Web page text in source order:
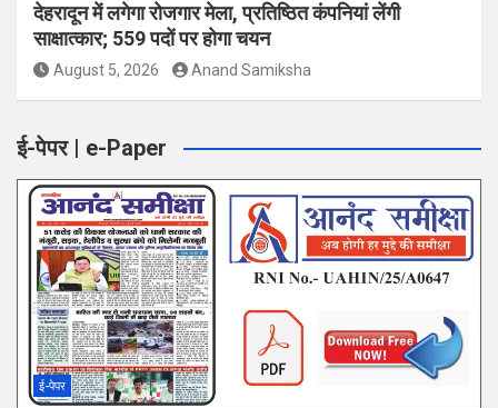
देहरादून में लगेगा रोजगार मेला, प्रतिष्ठित कंपनियां लेंगी
साक्षात्कार; 559 पदों पर होगा चयन
August 5, 2026 Anand Samiksha
ई-पेपर | e-Paper
ई-पेपर